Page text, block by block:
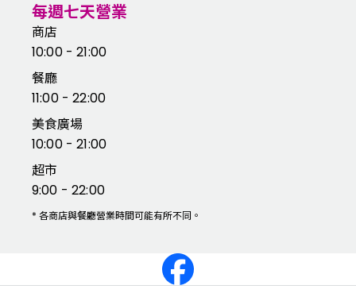
每週七天營業
商店
10:00 - 21:00
餐廳
11:00 - 22:00
美食廣場
10:00 - 21:00
超市
9:00 - 22:00
* 各商店與餐廳營業時間可能有所不同。